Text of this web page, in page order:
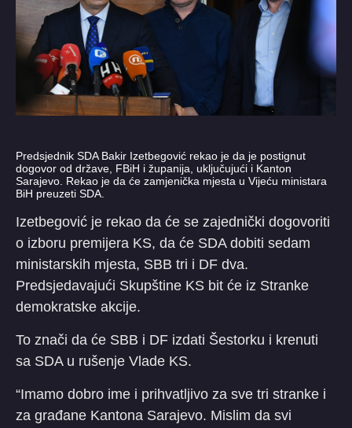
Predsjednik SDA Bakir Izetbegović rekao je da je postignut
dogovor od države, FBiH i županija, uključujući i Kanton
Sarajevo. Rekao je da će zamjenička mjesta u Vijeću ministara
BiH preuzeti SDA.
Izetbegović je rekao da će se zajednički dogovoriti
o izboru premijera KS, da će SDA dobiti sedam
ministarskih mjesta, SBB tri i DF dva.
Predsjedavajući Skupštine KS bit će iz Stranke
demokratske akcije.
To znači da će SBB i DF izdati Šestorku i krenuti
sa SDA u rušenje Vlade KS.
“Imamo dobro ime i prihvatljivo za sve tri stranke i
za građane Kantona Sarajevo. Mislim da svi